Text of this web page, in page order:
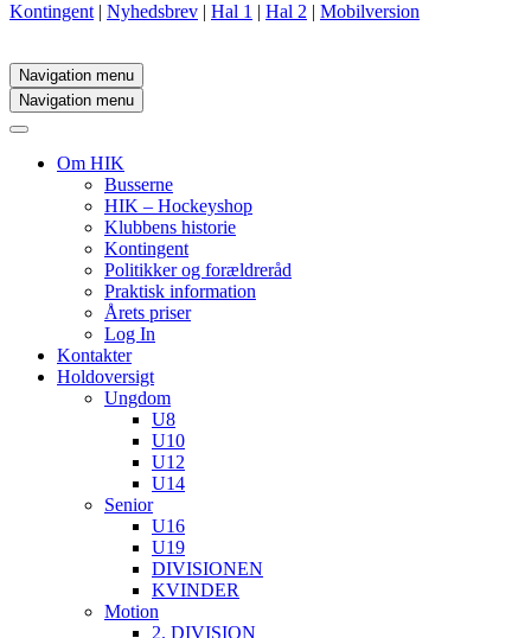
Kontingent | Nyhedsbrev | Hal 1 | Hal 2 | Mobilversion
Navigation menu
Navigation menu
Om HIK
Busserne
HIK – Hockeyshop
Klubbens historie
Kontingent
Politikker og forældreråd
Praktisk information
Årets priser
Log In
Kontakter
Holdoversigt
Ungdom
U8
U10
U12
U14
Senior
U16
U19
DIVISIONEN
KVINDER
Motion
2. DIVISION